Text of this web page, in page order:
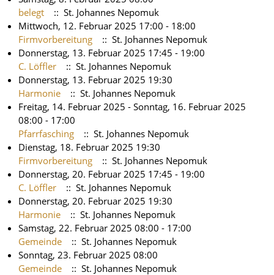
belegt
:: St. Johannes Nepomuk
Mittwoch, 12. Februar 2025 17:00 - 18:00
Firmvorbereitung
:: St. Johannes Nepomuk
Donnerstag, 13. Februar 2025 17:45 - 19:00
C. Löffler
:: St. Johannes Nepomuk
Donnerstag, 13. Februar 2025 19:30
Harmonie
:: St. Johannes Nepomuk
Freitag, 14. Februar 2025 - Sonntag, 16. Februar 2025
08:00 - 17:00
Pfarrfasching
:: St. Johannes Nepomuk
Dienstag, 18. Februar 2025 19:30
Firmvorbereitung
:: St. Johannes Nepomuk
Donnerstag, 20. Februar 2025 17:45 - 19:00
C. Löffler
:: St. Johannes Nepomuk
Donnerstag, 20. Februar 2025 19:30
Harmonie
:: St. Johannes Nepomuk
Samstag, 22. Februar 2025 08:00 - 17:00
Gemeinde
:: St. Johannes Nepomuk
Sonntag, 23. Februar 2025 08:00
Gemeinde
:: St. Johannes Nepomuk